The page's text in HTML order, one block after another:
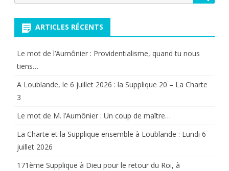
la
Providence.
pour:
ARTICLES RÉCENTS
Le mot de l’Aumônier : Providentialisme, quand tu nous
tiens…
A Loublande, le 6 juillet 2026 : la Supplique 20 – La Charte
3
Le mot de M. l’Aumônier : Un coup de maître…
La Charte et la Supplique ensemble à Loublande : Lundi 6
juillet 2026
171ème Supplique à Dieu pour le retour du Roi, à